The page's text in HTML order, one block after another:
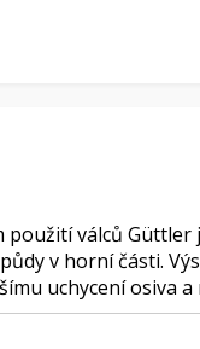
použití válců
v horní části.
uchycení osiva